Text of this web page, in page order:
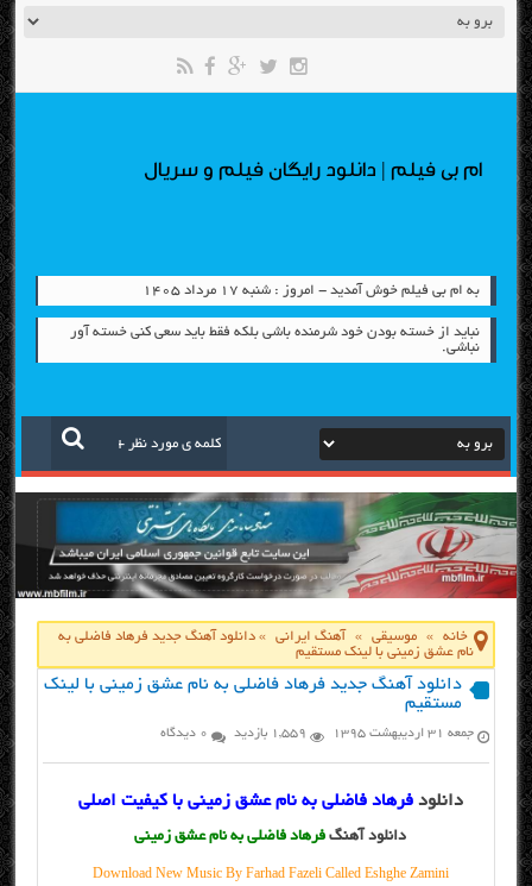
ام بی فیلم | دانلود رایگان فیلم و سریال
به ام بی فیلم خوش آمدید - امروز : شنبه ۱۷ مرداد ۱۴۰۵
نباید از خسته بودن خود شرمنده باشی بلکه فقط باید سعی کنی خسته آور
نباشی.
خانه » موسیقی » آهنگ ایرانی »دانلود آهنگ جدید فرهاد فاضلی به
نام عشق زمینی با لینک مستقیم
دانلود آهنگ جدید فرهاد فاضلی به نام عشق زمینی با لینک
مستقیم
جمعه ۳۱ اردیبهشت ۱۳۹۵ 1,559 بازدید 0 دیدگاه
دانلود فرهاد فاضلی به نام عشق زمینی با کیفیت اصلی
دانلود آهنگفرهاد فاضلی به نام عشق زمینی
Download New Music By Farhad Fazeli Called Eshghe Zamini